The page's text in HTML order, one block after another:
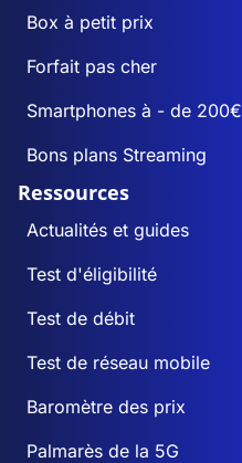
Box à petit prix
Forfait pas cher
Smartphones à - de 200€
Bons plans Streaming
Ressources
Actualités et guides
Test d'éligibilité
Test de débit
Test de réseau mobile
Baromètre des prix
Palmarès de la 5G